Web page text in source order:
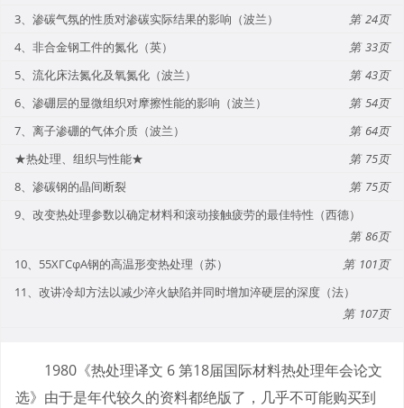
3、渗碳气氛的性质对渗碳实际结果的影响（波兰）
24
4、非合金钢工件的氮化（英）
33
5、流化床法氮化及氧氮化（波兰）
43
6、渗硼层的显微组织对摩擦性能的影响（波兰）
54
7、离子渗硼的气体介质（波兰）
64
★热处理、组织与性能★
75
8、渗碳钢的晶间断裂
75
9、改变热处理参数以确定材料和滚动接触疲劳的最佳特性（西德）
86
10、55ХГСφА钢的高温形变热处理（苏）
101
11、改讲冷却方法以减少淬火缺陷并同时增加淬硬层的深度（法）
107
1980《热处理译文 6 第18届国际材料热处理年会论文
选》由于是年代较久的资料都绝版了，几乎不可能购买到